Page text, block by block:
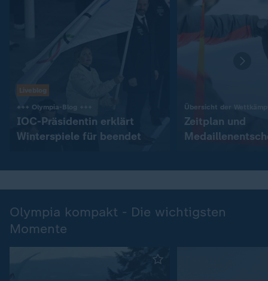
Liveblog
+++ Olympia-Blog +++
IOC-Präsidentin erklärt
Winterspiele für beendet
Übersicht der
Zeitplan und
Olympia kompakt - Die wichtigsten
Momente